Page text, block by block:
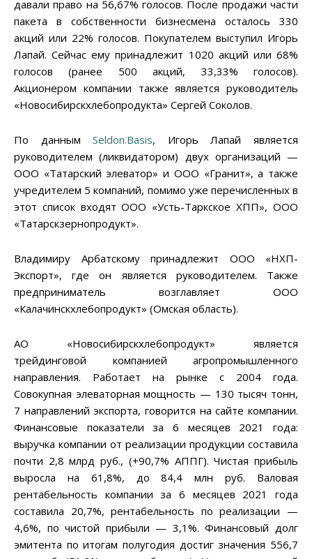
давали право на 56,67% голосов. После продажи части
пакета в собственности бизнесмена осталось 330
акций или 22% голосов. Покупателем выступил Игорь
Лапай. Сейчас ему принадлежит 1020 акций или 68%
голосов (ранее 500 акций, 33,33% голосов).
Акционером компании также является руководитель
«Новосибирскхлебопродукта» Сергей Соколов.
По даннымSeldon.Basis, Игорь Лапай является
руководителем (ликвидатором) двух организаций —
ООО «Татарский элеватор» и ООО «Гранит», а также
учредителем 5 компаний, помимо уже перечисленных в
этот список входят ООО «Усть-Таркское ХПП», ООО
«Татарскзернопродукт».
Владимиру Арбатскому принадлежит ООО «НХП-
Экспорт», где он является руководителем. Также
предприниматель возглавляет ООО
«Калачинскхлебопродукт» (Омская область).
АО «Новосибирскхлебопродукт» является
трейдинговой компанией агропромышленного
направления. Работает на рынке с 2004 года.
Совокупная элеваторная мощность — 130 тысяч тонн,
7 направлений экспорта, говорится на сайте компании.
Финансовые показатели за 6 месяцев 2021 года:
выручка компании от реализации продукции составила
почти 2,8 млрд руб., (+90,7% АППГ). Чистая прибыль
выросла на 61,8%, до 84,4 млн руб. Валовая
рентабельность компании за 6 месяцев 2021 года
составила 20,7%, рентабельность по реализации —
4,6%, по чистой прибыли — 3,1%. Финансовый долг
эмитента по итогам полугодия достиг значения 556,7